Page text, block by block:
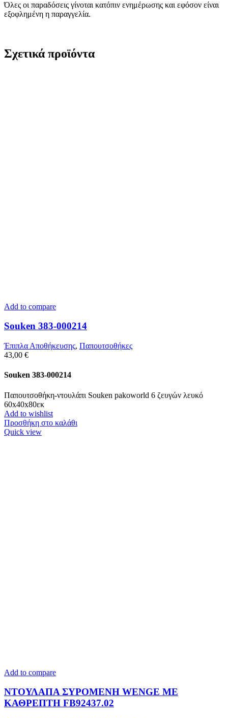
Όλες οι παραδόσεις γίνοται κατόπιν ενημέρωσης και εφόσον είναι
εξοφλημένη η παραγγελία.
Σχετικά προϊόντα
Add to compare
Souken 383-000214
Έπιπλα Αποθήκευσης, Παπουτσοθήκες
43,00 €
Souken 383-000214
Παπουτσοθήκη-ντουλάπι Souken pakoworld 6 ζευγών λευκό
60x40x80εκ
Add to wishlist
Προσθήκη στο καλάθι
Quick view
Add to compare
ΝΤΟΥΛΑΠΑ ΣΥΡΟΜΕΝΗ WENGE ΜΕ
ΚΑΘΡΕΠΤΗ FB92437.02